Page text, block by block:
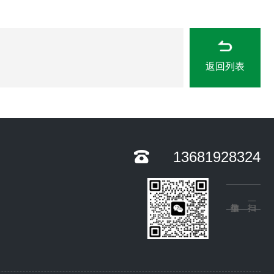
返回列表
13681928324